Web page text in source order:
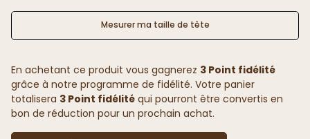
Mesurer ma taille de tête
En achetant ce produit vous gagnerez 3 Point fidélité
grâce à notre programme de fidélité. Votre panier
totalisera 3 Point fidélité qui pourront être convertis en
bon de réduction pour un prochain achat.